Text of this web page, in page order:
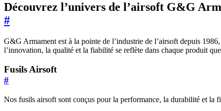
Découvrez l’univers de l’airsoft G&G
#
G&G Armament est à la pointe de l’industrie de l’airsoft depuis
l’innovation, la qualité et la fiabilité se reflète dans chaque produit
Fusils Airsoft
#
Nos fusils airsoft sont conçus pour la performance, la durabilité et la